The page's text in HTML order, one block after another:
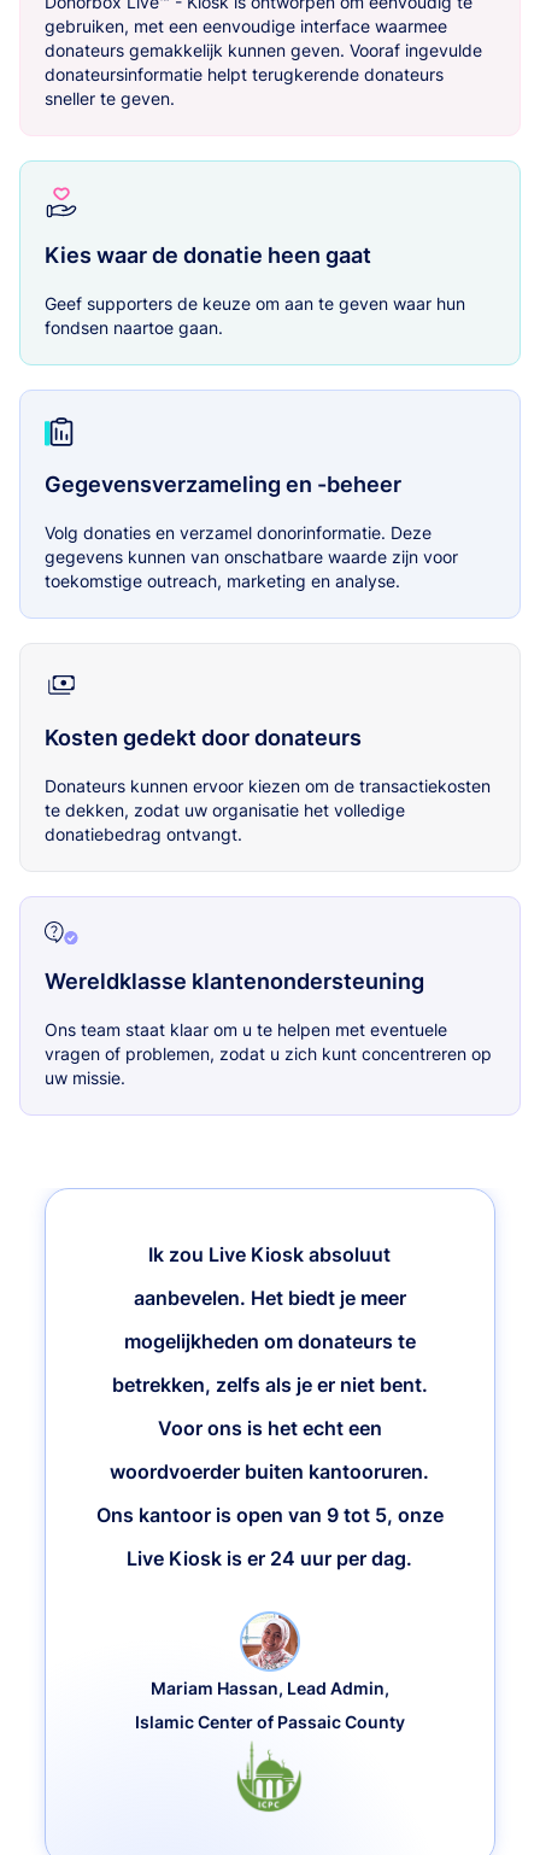
gebruiken, met een eenvoudige interface waarmee
donateurs gemakkelijk kunnen geven. Vooraf ingevulde
donateursinformatie helpt terugkerende donateurs
sneller te geven.
Kies waar de donatie heen gaat
Geef supporters de keuze om aan te geven waar hun
fondsen naartoe gaan.
Gegevensverzameling en -beheer
Volg donaties en verzamel donorinformatie. Deze
gegevens kunnen van onschatbare waarde zijn voor
toekomstige outreach, marketing en analyse.
Kosten gedekt door donateurs
Donateurs kunnen ervoor kiezen om de transactiekosten
te dekken, zodat uw organisatie het volledige
donatiebedrag ontvangt.
Wereldklasse klantenondersteuning
Ons team staat klaar om u te helpen met eventuele
vragen of problemen, zodat u zich kunt concentreren op
uw missie.
Ik zou Live Kiosk absoluut
aanbevelen. Het biedt je meer
mogelijkheden om donateurs te
betrekken, zelfs als je er niet bent.
Voor ons is het echt een
woordvoerder buiten kantooruren.
Ons kantoor is open van 9 tot 5, onze
Live Kiosk is er 24 uur per dag.
Mariam Hassan, Lead Admin,
Islamic Center of Passaic County